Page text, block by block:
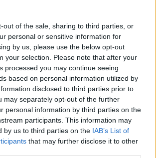
out of the sale, sharing to third parties, or
personal or sensitive information for
by us, please use the below opt-out
your selection. Please note that after your
processed you may continue seeing
based on personal information utilized by
disclosed to third parties prior to
may separately opt-out of the further
personal information by third parties on the
participants. This information may
by us to third parties on the IAB’s List of
that may further disclose it to other
Téléchargement
Vidéos
le plaisir musical :
apprenez la guitare chez